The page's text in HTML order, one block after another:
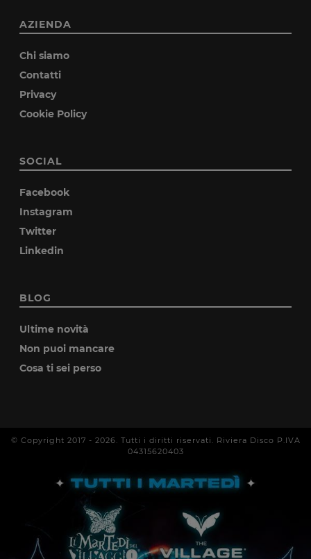
AZIENDA
Chi siamo
Contatti
Privacy
Cookie Policy
SOCIAL
Facebook
Instagram
Twitter
Linkedin
BLOG
Ultime novità
Non puoi mancare
Cosa ti sei perso
© Copyright 2017 - 2026 . Tutti i diritti riservati. Riviera Disco P.IVA
04315620403